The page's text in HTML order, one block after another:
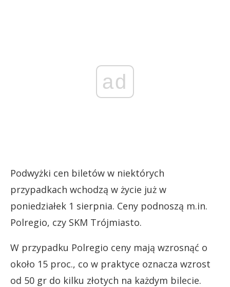
ad
Podwyżki cen biletów w niektórych
przypadkach wchodzą w życie już w
poniedziałek 1 sierpnia. Ceny podnoszą m.in.
Polregio, czy SKM Trójmiasto.
W przypadku Polregio ceny mają wzrosnąć o
około 15 proc., co w praktyce oznacza wzrost
od 50 gr do kilku złotych na każdym bilecie.